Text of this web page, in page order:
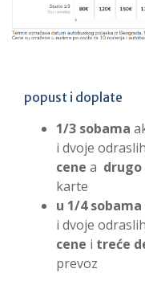
popust i doplate
1/3 sobama
i dvoje
cene a
karte
u 1/4 sobama
i dvoje
cene i treće
prevoz